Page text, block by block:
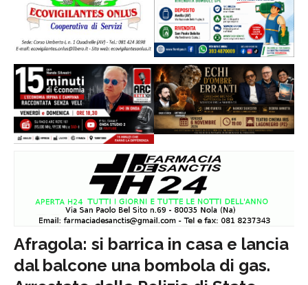
Afragola: si barrica in casa e lancia
dal balcone una bombola di gas.